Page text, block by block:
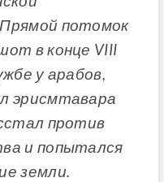
потомок
в конце VIII
у арабов,
эрисмтавара
против
и попытался
земли.